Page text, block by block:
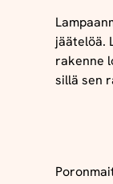
jäätelöä.
rakenne
sillä sen